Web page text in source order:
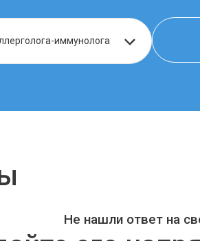
Не нашли ответ на